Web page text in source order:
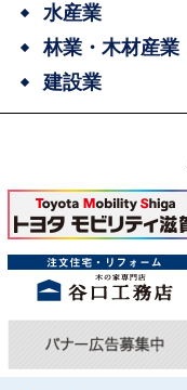
水産業
林業・木材産業
建設業